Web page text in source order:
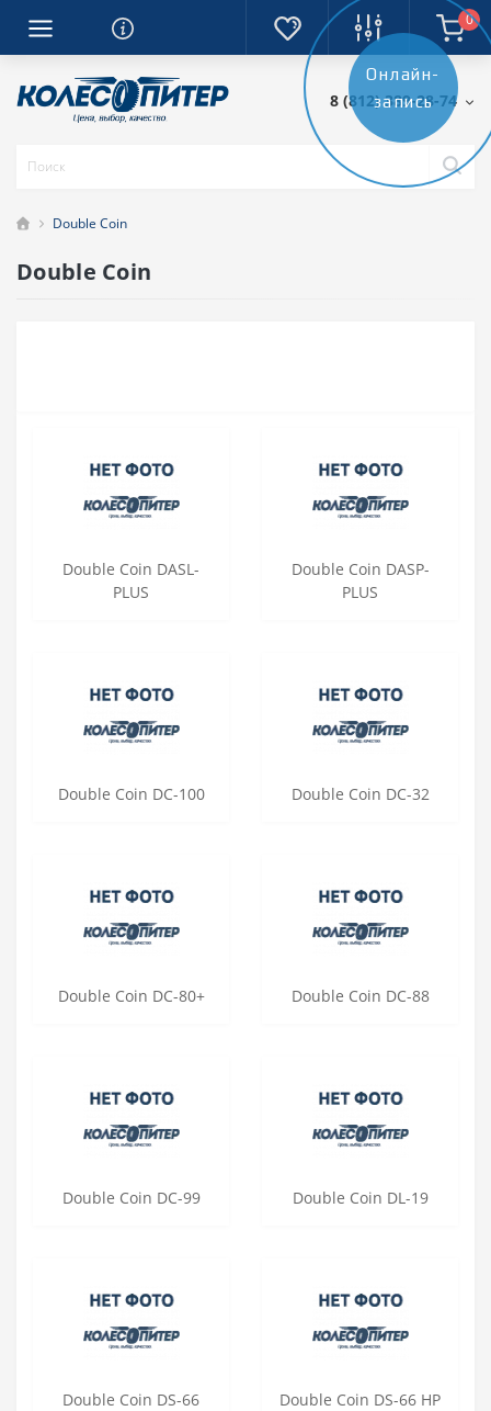
0
8 (812) 389-28-74
Double Coin
Double Coin
Double Coin DASL-
PLUS
Double Coin DASP-
PLUS
Double Coin DC-100 Double Coin DC-32
Double Coin DC-80+ Double Coin DC-88
Double Coin DC-99 Double Coin DL-19
Double Coin DS-66 Double Coin DS-66 HP
Онлайн-
запись